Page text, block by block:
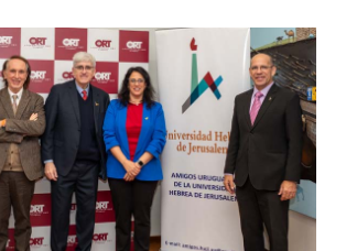
Blog
de